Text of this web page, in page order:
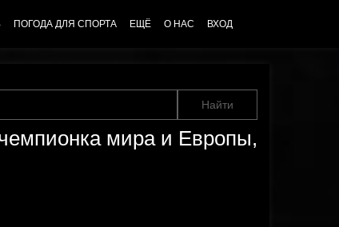
ПОГОДА ДЛЯ СПОРТА ЕЩЁ О НАС ВХОД
чемпионка мира и Европы,